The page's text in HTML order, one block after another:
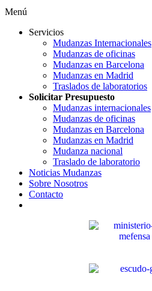
Menú
Servicios
Mudanzas Internacionales
Mudanzas de oficinas
Mudanzas en Barcelona
Mudanzas en Madrid
Traslados de laboratorios
Solicitar Presupuesto
Mudanzas internacionales
Mudanzas de oficinas
Mudanzas en Barcelona
Mudanzas en Madrid
Mudanza nacional
Traslado de laboratorio
Noticias Mudanzas
Sobre Nosotros
Contacto